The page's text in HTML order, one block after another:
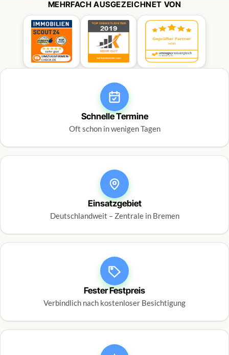
MEHRFACH AUSGEZEICHNET VON
Schnelle Termine
Oft schon in wenigen Tagen
Einsatzgebiet
Deutschlandweit – Zentrale in Bremen
Fester Festpreis
Verbindlich nach kostenloser Besichtigung